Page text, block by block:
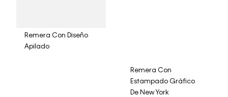
Remera Con Diseño
Apilado
Remera Con
Estampado Gráfico
De New York